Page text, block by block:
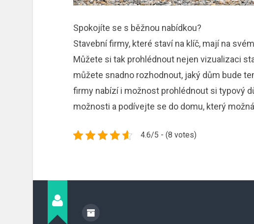
Spokojíte se s běžnou nabídkou?
Stavební firmy, které staví na klíč, mají na
Můžete si tak prohlédnout nejen vizualizaci
můžete snadno rozhodnout, jaký dům bude
firmy nabízí i možnost prohlédnout si typový
možnosti a podívejte se do domu, který
4.6/5 - (8 votes)